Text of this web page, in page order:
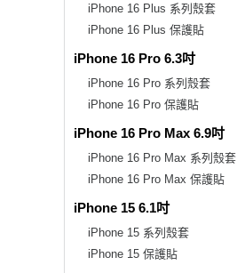
iPhone 16 Plus 系列殼套
iPhone 16 Plus 保護貼
iPhone 16 Pro 6.3吋
iPhone 16 Pro 系列殼套
iPhone 16 Pro 保護貼
iPhone 16 Pro Max 6.9吋
iPhone 16 Pro Max 系列殼套
iPhone 16 Pro Max 保護貼
iPhone 15 6.1吋
iPhone 15 系列殼套
iPhone 15 保護貼